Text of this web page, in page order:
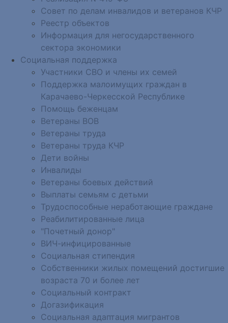
Совет по делам инвалидов и ветеранов КЧР
Реестр объектов
Информация для негосударственного
сектора экономики
Социальная поддержка
Участники СВО и члены их семей
Поддержка малоимущих граждан в
Карачаево-Черкесской Республике
Помощь беженцам
Ветераны ВОВ
Ветераны труда
Ветераны труда КЧР
Дети войны
Инвалиды
Ветераны боевых действий
Выплаты семьям с детьми
Трудоспособные неработающие граждане
Реабилитированные лица
"Почетный донор"
ВИЧ-инфицированные
Социальная стипендия
Собственники жилых помещений достигшие
возраста 70 и более лет
Социальный контракт
Догазификация
Социальная адаптация мигрантов